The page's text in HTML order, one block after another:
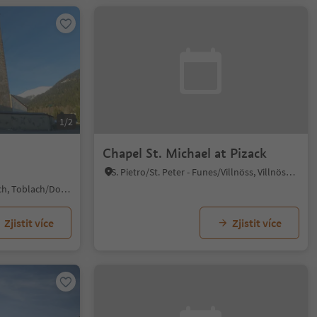
1/2
Dobbiaco Nuova/Neutoblach, Toblach/Dobbiaco, Dolomites Region 3 Zinnen
Zjistit více
Chapel St. Michael at Pizack
S. Pietro/St. Peter - Funes/Villnöss, Villnöss/Funes, Dolomites Region Lüsen Villnöss
Zjistit více